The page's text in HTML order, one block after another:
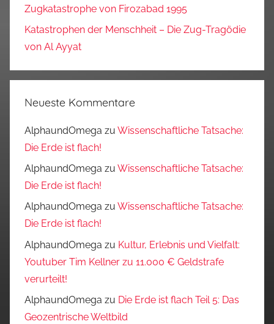
Zugkatastrophe von Firozabad 1995
Katastrophen der Menschheit – Die Zug-Tragödie
von Al Ayyat
Neueste Kommentare
AlphaundOmega zu Wissenschaftliche Tatsache:
Die Erde ist flach!
AlphaundOmega zu Wissenschaftliche Tatsache:
Die Erde ist flach!
AlphaundOmega zu Wissenschaftliche Tatsache:
Die Erde ist flach!
AlphaundOmega zu Kultur, Erlebnis und Vielfalt:
Youtuber Tim Kellner zu 11.000 € Geldstrafe
verurteilt!
AlphaundOmega zu Die Erde ist flach Teil 5: Das
Geozentrische Weltbild